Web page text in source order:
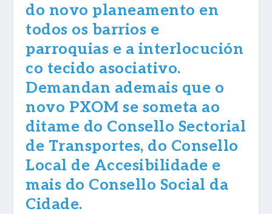
do novo planeamento en
todos os barrios e
parroquias e a interlocución
co tecido asociativo.
Demandan ademais que o
novo PXOM se someta ao
ditame do Consello Sectorial
de Transportes, do Consello
Local de Accesibilidade e
mais do Consello Social da
Cidade.